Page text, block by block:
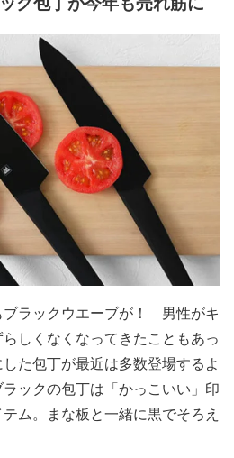
ブラックウエーブが！ 男性がキ
しくなくなってきたこともあっ
た包丁が最近は多数登場するよ
ックの包丁は「かっこいい」印
ム。まな板と一緒に黒でそろえ